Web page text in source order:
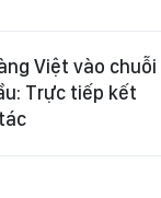
Việt vào chuỗi
Trực tiếp kết